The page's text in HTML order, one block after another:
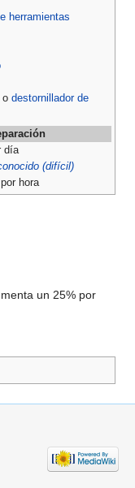
herramientas
o destornillador de
día
(difícil)
hora
un 25% por